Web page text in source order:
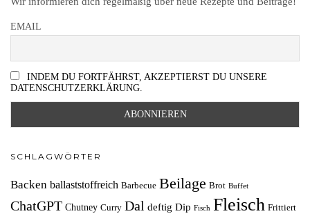
EMAIL
INDEM DU FORTFÄHRST, AKZEPTIERST DU UNSERE
DATENSCHUTZERKLÄRUNG.
SCHLAGWÖRTER
Backen ballaststoffreich Barbecue Beilage Brot Buffet
ChatGPT Chutney Curry Dal deftig Dip Fisch Fleisch Frittiert